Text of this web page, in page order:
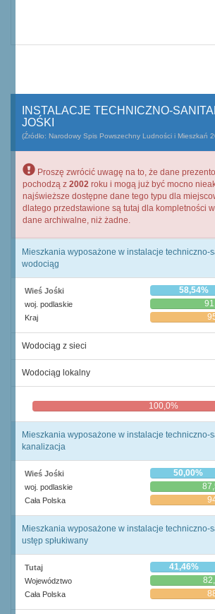
INSTALACJE TECHNICZNO-
JOŚKI
(Źródło: Narodowy Spis Powszechny Ludności i Mieszkań
Proszę zwrócić uwagę na to, że dane
pochodzą z 2002 roku i mogą już być mocno
najświeższe dostępne dane tego typu dla
dlatego przedstawione są tutaj dla kompletności
dane archiwalne, niż żadne.
Mieszkania wyposażone w instalacje techniczno-
wodociąg
Wieś Jośki 58,54%
woj. podlaskie
Kraj
Wodociąg z sieci
Wodociąg lokalny
100,0%
Mieszkania wyposażone w instalacje techniczno-
kanalizacja
Wieś Jośki 50,00%
woj. podlaskie
Cała Polska
Mieszkania wyposażone w instalacje techniczno-
ustęp spłukiwany
Tutaj 41,46%
Województwo
Cała Polska